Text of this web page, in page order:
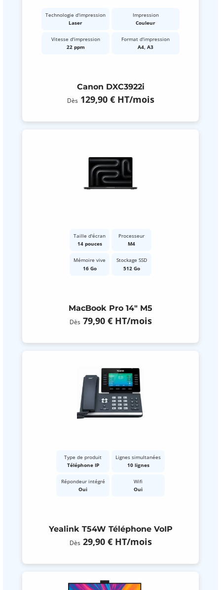
Technologie d'impression
Laser
Impression
Couleur
Vitesse d'impression
22 ppm
Format d'impression
A4, A3
Canon DXC3922i
Dès 129,90 € HT/mois
Taille d'écran
14 pouces
Processeur
M4
Mémoire vive
16 Go
Stockage SSD
512 Go
MacBook Pro 14" M5
Dès 79,90 € HT/mois
Type de produit
Téléphone IP
Lignes simultanées
10 lignes
Répondeur intégré
Oui
Wifi
Oui
Yealink T54W Téléphone VoIP
Dès 29,90 € HT/mois